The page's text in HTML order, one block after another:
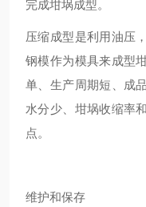
完成坩埚成型。
压缩成型是利用油压
钢模作为模具来成型
单、生产周期短、成
水分少、坩埚收缩率
点。
维护和保存